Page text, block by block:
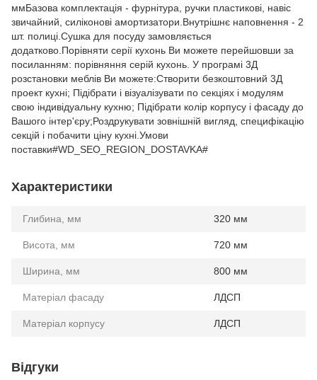
ммБазова комплектація - фурнітура, ручки пластикові, навіс
звичайний, силіконові амортизатори.Внутрішнє наповнення - 2
шт. полиці.Сушка для посуду замовляється
додатково.Порівняти серії кухонь Ви можете перейшовши за
посиланням: порівняння серій кухонь. У програмі 3Д
розстановки меблів Ви можете:Створити безкоштовний 3Д
проект кухні; Підібрати і візуалізувати по секціях і модулям
свою індивідуальну кухню; Підібрати колір корпусу і фасаду до
Вашого інтер'єру;Роздрукувати зовнішній вигляд, специфікацію
секцій і побачити ціну кухні.Умови
поставки#WD_SEO_REGION_DOSTAVKA#
Характеристики
Глибина, мм 320 мм
Висота, мм 720 мм
Ширина, мм 800 мм
Матеріал фасаду ЛДСП
Матеріал корпусу ЛДСП
Відгуки